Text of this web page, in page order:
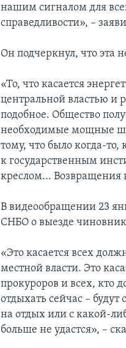
нашим сигналом для
справедливости», –
Он подчеркнул, что эта
«То, что касается
центральной властью и
подобное. Общество
необходимые мощные
тому, что было когда-
к государственным
креслом... Возвращения
В видеообращении 23
СНБО о выезде
«Это касается всех
местной власти. Это
прокуроров и всех, кто
отдыхать сейчас –
на отдых или с какой-
больше не удастся», –